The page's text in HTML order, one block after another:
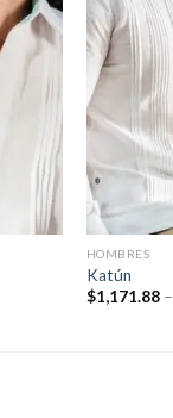
Agregar
a la
Lista de
deseos
HOMBRES
Katún
$1,171.88–